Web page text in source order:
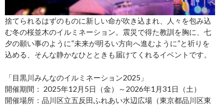
捨てられるはずのものに新しい命が吹き込まれ、人々を包み込
む冬の桜並木のイルミネーション。震災で得た教訓を胸に、七
夕の願い事のように“未来が明るい方向へ進むように”と祈りを
込める、そんな静かなひとときも届けてくれるイベントです。
「目黒川みんなのイルミネーション2025」
開催期間： 2025年12月5日（金）～2026年1月31日（土）
開催場所：品川区立五反田ふれあい水辺広場（東京都品川区東